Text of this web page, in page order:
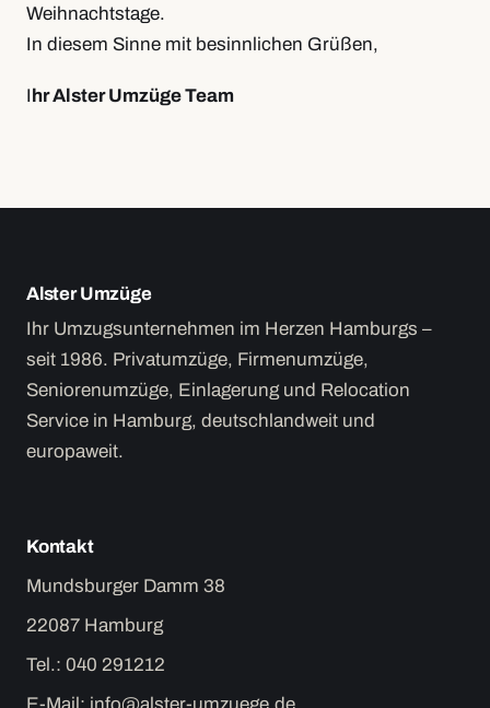
Weihnachtstage.
In diesem Sinne mit besinnlichen Grüßen,
Ihr Alster Umzüge Team
Alster Umzüge
Ihr Umzugsunternehmen im Herzen Hamburgs –
seit 1986. Privatumzüge, Firmenumzüge,
Seniorenumzüge, Einlagerung und Relocation
Service in Hamburg, deutschlandweit und
europaweit.
Kontakt
Mundsburger Damm 38
22087 Hamburg
Tel.: 040 291212